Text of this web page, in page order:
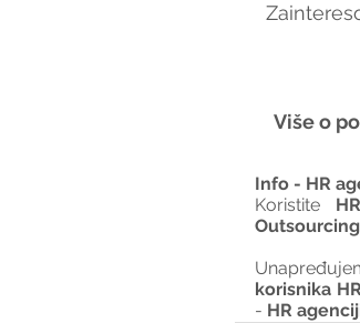
Više o
Info - HR
Koristite
korisnika
- HR